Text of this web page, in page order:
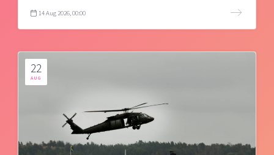
14 Aug 2026, 00:00
22
AUG